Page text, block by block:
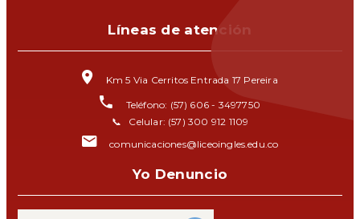
Líneas de atención
Km 5 Via Cerritos Entrada 17 Pereira
Teléfono: (57) 606 - 3497750
📞 Celular: (57) 300 912 1109
comunicaciones@liceoingles.edu.co
Yo Denuncio